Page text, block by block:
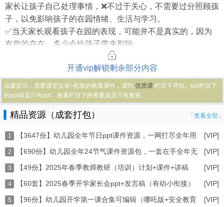
家长让孩子自己处理事情，❌不过于关心，不需要过分照顾孩
子，以免影响孩子的在园情绪、生活与学习。
✅当天家长观看孩子在园的表现，可能并不是真实的，因为
有您的存在，多少会给孩子带来影响
开通vip解锁剩余部分内容
温馨提示：需要课堂实录+配套的教案课件，请到 优质课 栏目下寻找。ppt栏目下
的ppt就是只有ppt，教案栏目下的教案就是只有教案。
「查看全部」
精品资源（成套打包）
[VIP]
1
【3647份】幼儿园全年节日ppt课件资源，一网打尽全年用
[VIP]
2
【690份】幼儿园全年24节气课件资源包，一套在手全年无
[VIP]
3 【49份】2025年春季教师教研（培训）计划+课件+讲稿
（2 [VIP]
4
【60套】2025春季开学家长会ppt+发言稿（有幼小衔接）
[VIP]
5
【96份】幼儿园开学第一课合集可编辑（哪吒版+安全教育